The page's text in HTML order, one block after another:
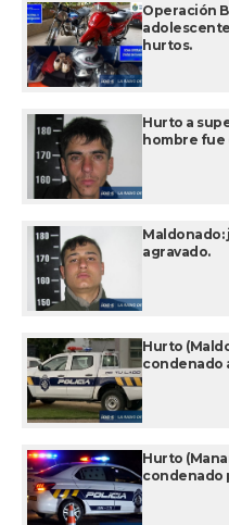
Operación
hurtos.
Hurto a
hombre fue
agravado.
Hurto
condenado
Hurto
condenado